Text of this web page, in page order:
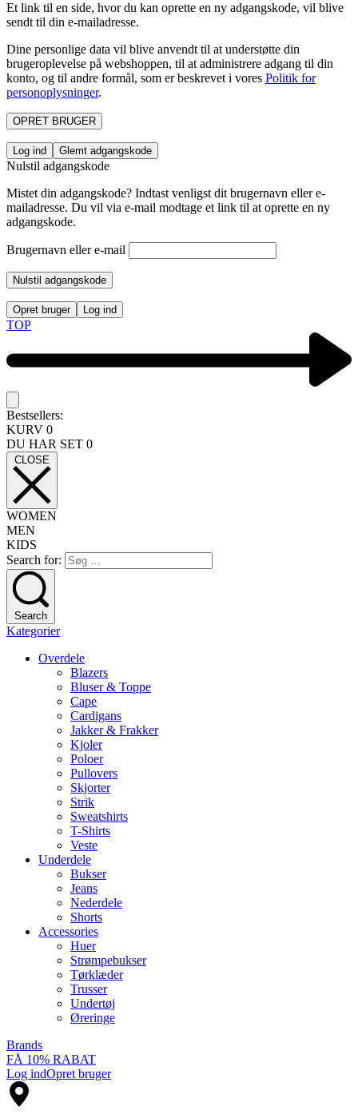
Et link til en side, hvor du kan oprette en ny adgangskode, vil blive
sendt til din e-mailadresse.
Dine personlige data vil blive anvendt til at understøtte din
brugeroplevelse på webshoppen, til at administrere adgang til din
konto, og til andre formål, som er beskrevet i vores Politik for
personoplysninger.
OPRET BRUGER
Log ind Glemt adgangskode
Nulstil adgangskode
Mistet din adgangskode? Indtast venligst dit brugernavn eller e-
mailadresse. Du vil via e-mail modtage et link til at oprette en ny
adgangskode.
Brugernavn eller e-mail
Nulstil adgangskode
Opret bruger Log ind
TOP
Bestsellers:
KURV 0
DU HAR SET 0
CLOSE
WOMEN
MEN
KIDS
Search for:
Search
Kategorier
Overdele
Blazers
Bluser & Toppe
Cape
Cardigans
Jakker & Frakker
Kjoler
Poloer
Pullovers
Skjorter
Strik
Sweatshirts
T-Shirts
Veste
Underdele
Bukser
Jeans
Nederdele
Shorts
Accessories
Huer
Strømpebukser
Tørklæder
Trusser
Undertøj
Øreringe
Brands
FÅ 10% RABAT
Log indOpret bruger